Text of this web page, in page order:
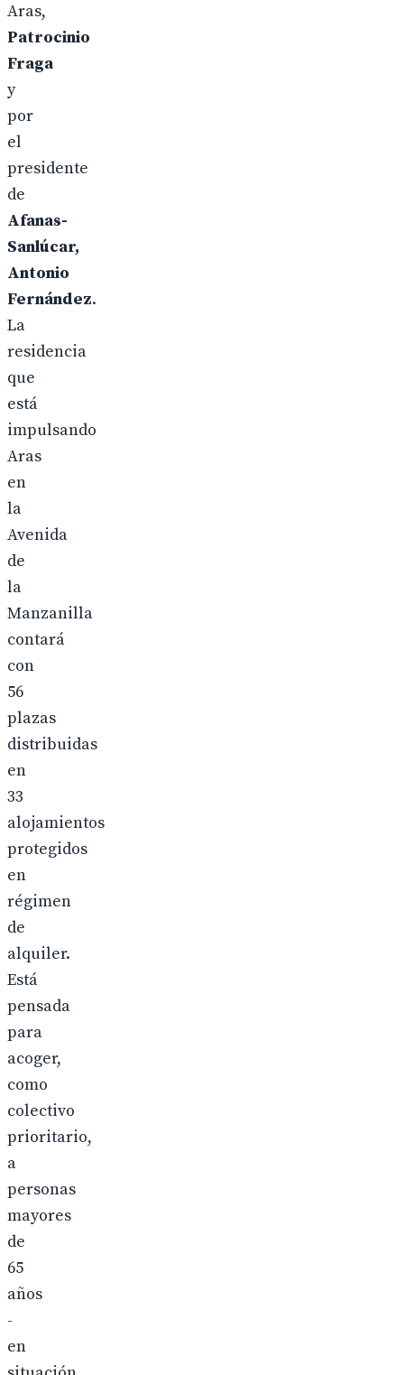
Aras,
Patrocinio
Fraga
y
por
el
presidente
de
Afanas-
Sanlúcar,
Antonio
Fernández.
La
residencia
que
está
impulsando
Aras
en
la
Avenida
de
la
Manzanilla
contará
con
56
plazas
distribuidas
en
33
alojamientos
protegidos
en
régimen
de
alquiler.
Está
pensada
para
acoger,
como
colectivo
prioritario,
a
personas
mayores
de
65
años
-
en